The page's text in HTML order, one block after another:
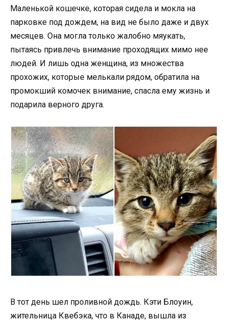
Маленькой кошечке, которая сидела и мокла на
парковке под дождем, на вид не было даже и двух
месяцев. Она могла только жалобно мяукать,
пытаясь привлечь внимание проходящих мимо нее
людей. И лишь одна женщина, из множества
прохожих, которые мелькали рядом, обратила на
промокший комочек внимание, спасла ему жизнь и
подарила верного друга.
В тот день шел проливной дождь. Кэти Блоуин,
жительница Квебэка, что в Канаде, вышла из